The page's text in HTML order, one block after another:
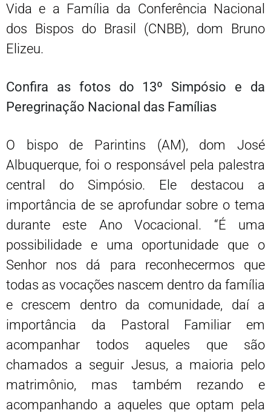
Vida e a Família da Conferência Nacional
dos Bispos do Brasil (CNBB), dom Bruno
Elizeu.
Confira as fotos do 13º Simpósio e da
Peregrinação Nacional das Famílias
O bispo de Parintins (AM), dom José
Albuquerque, foi o responsável pela palestra
central do Simpósio. Ele destacou a
importância de se aprofundar sobre o tema
durante este Ano Vocacional. “É uma
possibilidade e uma oportunidade que o
Senhor nos dá para reconhecermos que
todas as vocações nascem dentro da família
e crescem dentro da comunidade, daí a
importância da Pastoral Familiar em
acompanhar todos aqueles que são
chamados a seguir Jesus, a maioria pelo
matrimônio, mas também rezando e
acompanhando a aqueles que optam pela